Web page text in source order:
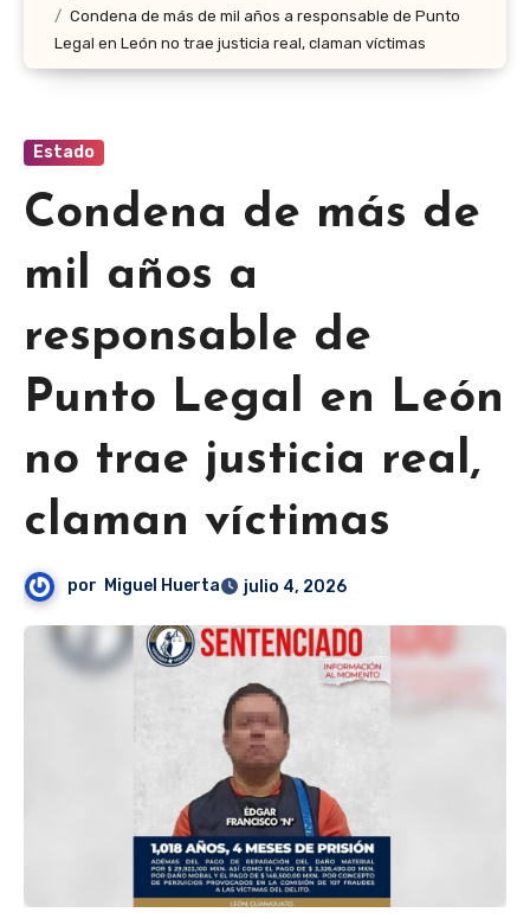
Condena de más de mil años a responsable de Punto
Legal en León no trae justicia real, claman víctimas
Estado
Condena de más de
mil años a
responsable de
Punto Legal en León
no trae justicia real,
claman víctimas
por Miguel Huerta julio 4, 2026